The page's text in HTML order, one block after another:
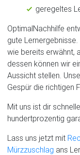
geregeltes
OptimalNachhilfe
gute
wie bereits erwähnt,
dessen können wir
Aussicht stellen.
Gespür die richtigen
Mit uns ist dir
hundertprozentig
Lass uns jetzt mit
Mürzzuschlag ans